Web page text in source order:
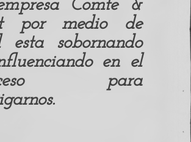
Comte &
por medio de
esta sobornando
en el
para